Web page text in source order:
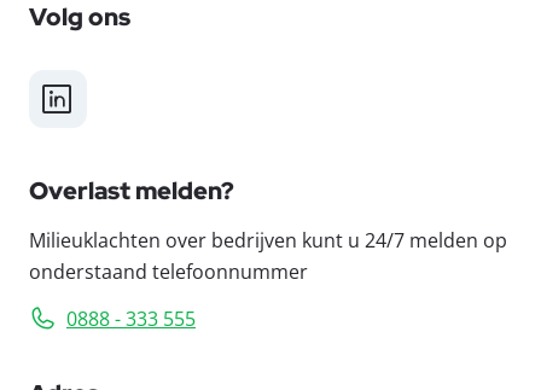
Volg ons
LinkedIn
Overlast melden?
Milieuklachten over bedrijven kunt u 24/7 melden op
onderstaand telefoonnummer
0888 - 333 555